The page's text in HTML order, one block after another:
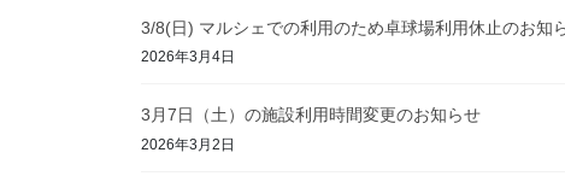
3/8(日) マルシェでの利用のため卓球場利用休止のお知
2026年3月4日
3月7日（土）の施設利用時間変更のお知らせ
2026年3月2日